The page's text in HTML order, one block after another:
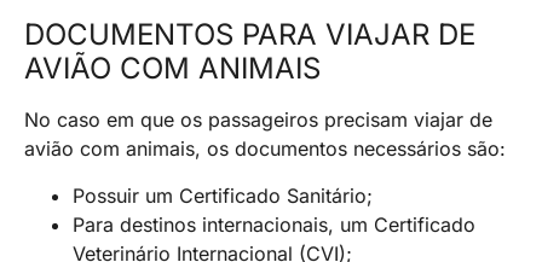
DOCUMENTOS PARA VIAJAR DE
AVIÃO COM ANIMAIS
No caso em que os passageiros precisam viajar de
avião com animais, os documentos necessários são:
Possuir um Certificado Sanitário;
Para destinos internacionais, um Certificado
Veterinário Internacional (CVI);